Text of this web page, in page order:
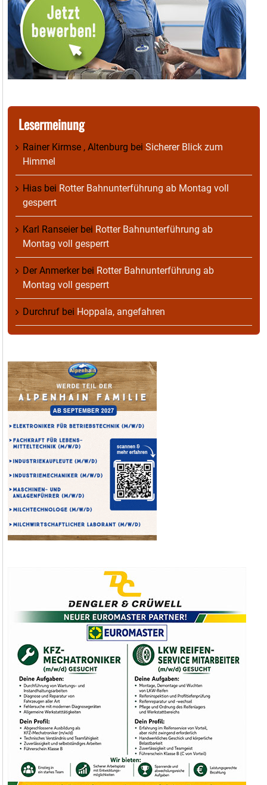
Lesermeinung
Rainer Kirmse , Altenburg bei Sicherer Blick zum
Himmel
Hias bei Rotter Bahnunterführung ab Montag voll
gesperrt
Karl Ranseierbei Rotter Bahnunterführung ab
Montag voll gesperrt
Der Anmerkerbei Rotter Bahnunterführung ab
Montag voll gesperrt
Durchruf bei Hoppala, angefahren